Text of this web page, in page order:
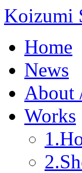
Koizumi
Home
News
About
Works